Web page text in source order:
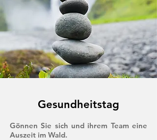
Gesundheitstag
Gönnen Sie sich und ihrem Team eine
Auszeit im Wald.